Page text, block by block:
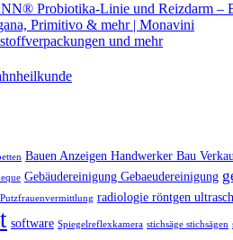
Probiotika-Linie und Reizdarm –
Primitivo & mehr | Monavini
und mehr
Bauen Anzeigen Handwerker Bau
Gebäudereinigung Gebaeudereinigung
Putzfrauenvermittlung radiologie röntgen
software Spiegelreflexkamera stichsäge stichsägen